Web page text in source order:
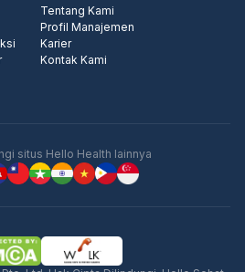
Tentang Kami
Profil Manajemen
Karier
Kontak Kami
situs Hello Health lainnya